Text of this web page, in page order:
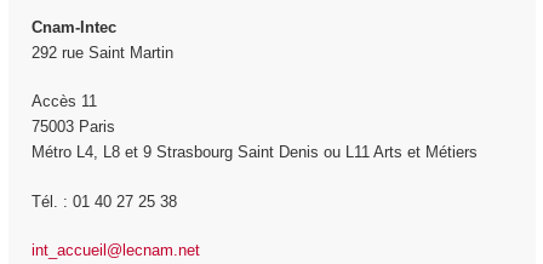
Cnam-Intec
292 rue Saint Martin
Accès 11
75003 Paris
Métro L4, L8 et 9 Strasbourg Saint Denis ou L11 Arts et Métiers
Tél. : 01 40 27 25 38
int_accueil@lecnam.net